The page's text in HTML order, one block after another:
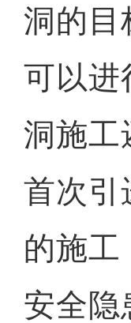
洞的目
可以进
洞施工
首次引
的施工
安全隐